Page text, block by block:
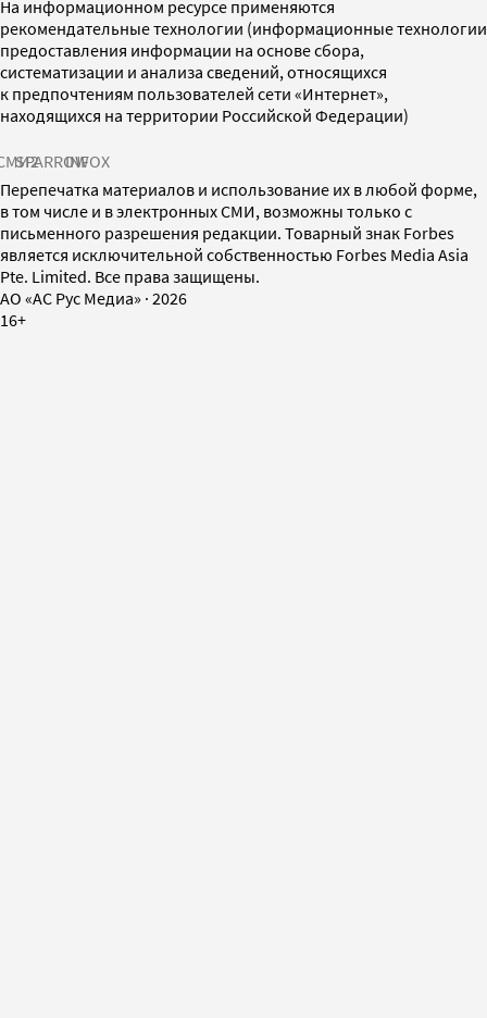
На информационном ресурсе применяются
рекомендательные технологии (информационные технологии
предоставления информации на основе сбора,
систематизации и анализа сведений, относящихся
к предпочтениям пользователей сети «Интернет»,
находящихся на территории Российской Федерации)
SPARROWINFOX
Перепечатка материалов и использование их в любой форме,
в том числе и в электронных СМИ, возможны только с
письменного разрешения редакции. Товарный знак Forbes
является исключительной собственностью Forbes Media Asia
Pte. Limited. Все права защищены.
AO «АС Рус Медиа» · 2026
16+